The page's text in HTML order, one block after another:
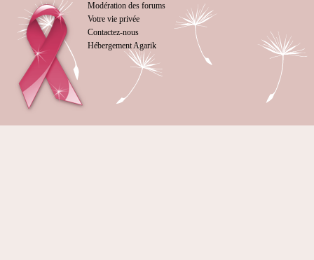
Modération des forums
Votre vie privée
Contactez-nous
Hébergement Agarik